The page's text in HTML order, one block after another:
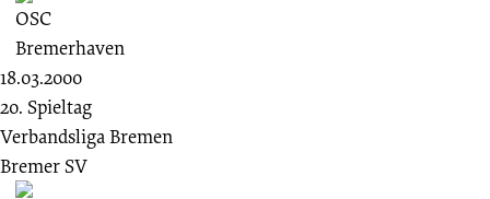
18.03.2000
20. Spieltag
Verbandsliga Bremen
Bremer SV